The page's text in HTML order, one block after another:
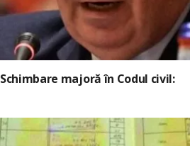
Schimbare majoră în Codul civil: